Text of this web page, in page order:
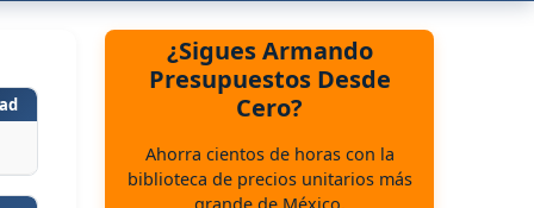
¿Sigues Armando
Presupuestos Desde
Cero?
Ahorra cientos de horas con la
biblioteca de precios unitarios más
grande de México.